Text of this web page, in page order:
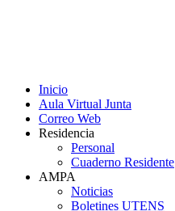
Inicio
Aula Virtual Junta
Correo Web
Residencia
Personal
Cuaderno Residente
AMPA
Noticias
Boletines UTENS